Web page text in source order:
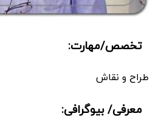
تخصص/مهارت:
طراح و نقاش
معرفی/ بیوگرافی: